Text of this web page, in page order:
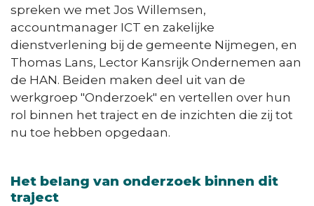
spreken we met Jos Willemsen,
accountmanager ICT en zakelijke
dienstverlening bij de gemeente Nijmegen, en
Thomas Lans, Lector Kansrijk Ondernemen aan
de HAN. Beiden maken deel uit van de
werkgroep "Onderzoek" en vertellen over hun
rol binnen het traject en de inzichten die zij tot
nu toe hebben opgedaan.
Het belang van onderzoek binnen dit
traject